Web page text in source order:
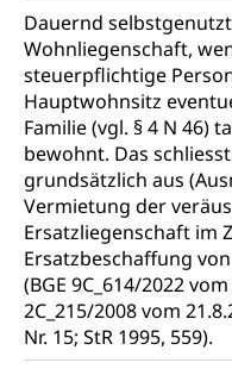
Dauernd
Wohnliegenschaft,
steuerpflichtige
Hauptwohnsitz
Familie (vgl. § 4 N 46)
bewohnt. Das
grundsätzlich aus
Vermietung der
Ersatzliegenschaft im
Ersatzbeschaffung
(BGE 9C_614/2022
2C_215/2008 vom
Nr. 15; StR 1995, 559).